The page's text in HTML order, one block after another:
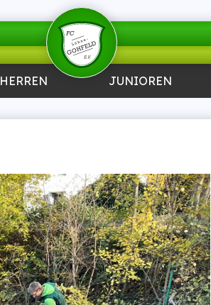
HERREN JUNIOREN